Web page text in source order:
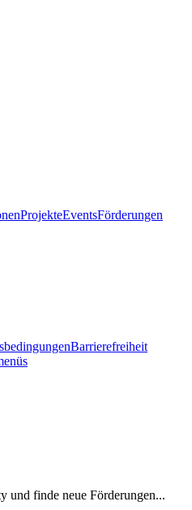
ProjekteEventsFörderungen
Barrierefreiheit
und finde neue Förderungen...